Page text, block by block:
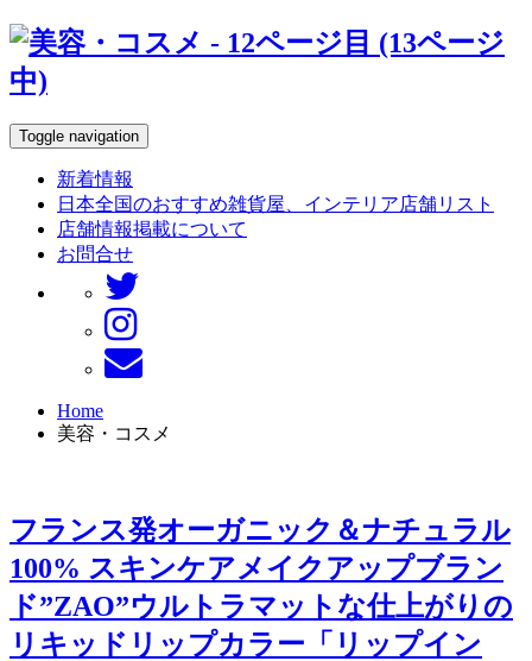
Toggle navigation
新着情報
日本全国のおすすめ雑貨屋、インテリア店舗リスト
店舗情報掲載について
お問合せ
Home
美容・コスメ
フランス発オーガニック＆ナチュラル
100% スキンケアメイクアップブラン
ド”ZAO”ウルトラマットな仕上がりの
リキッドリップカラー「リップイン